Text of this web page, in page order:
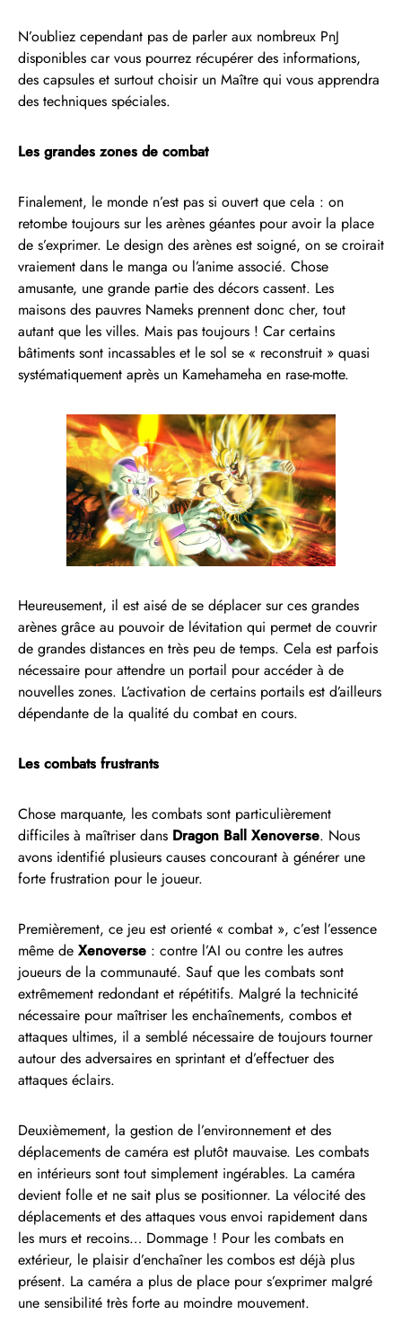
N’oubliez cependant pas de parler aux nombreux PnJ
disponibles car vous pourrez récupérer des informations,
des capsules et surtout choisir un Maître qui vous apprendra
des techniques spéciales.
Les grandes zones de combat
Finalement, le monde n’est pas si ouvert que cela : on
retombe toujours sur les arènes géantes pour avoir la place
de s’exprimer. Le design des arènes est soigné, on se croirait
vraiement dans le manga ou l’anime associé. Chose
amusante, une grande partie des décors cassent. Les
maisons des pauvres Nameks prennent donc cher, tout
autant que les villes. Mais pas toujours ! Car certains
bâtiments sont incassables et le sol se « reconstruit » quasi
systématiquement après un Kamehameha en rase-motte.
Heureusement, il est aisé de se déplacer sur ces grandes
arènes grâce au pouvoir de lévitation qui permet de couvrir
de grandes distances en très peu de temps. Cela est parfois
nécessaire pour attendre un portail pour accéder à de
nouvelles zones. L’activation de certains portails est d’ailleurs
dépendante de la qualité du combat en cours.
Les combats frustrants
Chose marquante, les combats sont particulièrement
difficiles à maîtriser dans Dragon Ball Xenoverse. Nous
avons identifié plusieurs causes concourant à générer une
forte frustration pour le joueur.
Premièrement, ce jeu est orienté « combat », c’est l’essence
même de Xenoverse : contre l’AI ou contre les autres
joueurs de la communauté. Sauf que les combats sont
extrêmement redondant et répétitifs. Malgré la technicité
nécessaire pour maîtriser les enchaînements, combos et
attaques ultimes, il a semblé nécessaire de toujours tourner
autour des adversaires en sprintant et d’effectuer des
attaques éclairs.
Deuxièmement, la gestion de l’environnement et des
déplacements de caméra est plutôt mauvaise. Les combats
en intérieurs sont tout simplement ingérables. La caméra
devient folle et ne sait plus se positionner. La vélocité des
déplacements et des attaques vous envoi rapidement dans
les murs et recoins… Dommage ! Pour les combats en
extérieur, le plaisir d’enchaîner les combos est déjà plus
présent. La caméra a plus de place pour s’exprimer malgré
une sensibilité très forte au moindre mouvement.